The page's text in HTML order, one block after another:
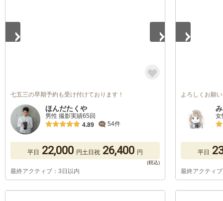
七五三の早期予約も受け付けております！
ほんだたくや
男性 撮影実績65回
4.89
54件
平日 22,000 円土日祝 26,400 円
最終アクティブ：3日以内
よろしくお願
女
平日
最終アクティ